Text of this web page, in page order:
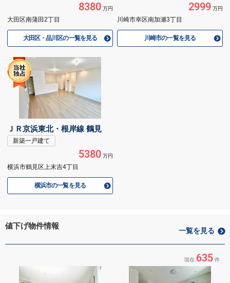
8380万円
大田区南蒲田2丁目
大田区・品川区の一覧を見る
2999万円
川崎市幸区南加瀬3丁目
川崎市の一覧を見る
ＪＲ京浜東北・根岸線 鶴見
新築一戸建て
5380万円
横浜市鶴見区上末吉4丁目
横浜市の一覧を見る
値下げ物件情報
一覧を見る
現在 635 件